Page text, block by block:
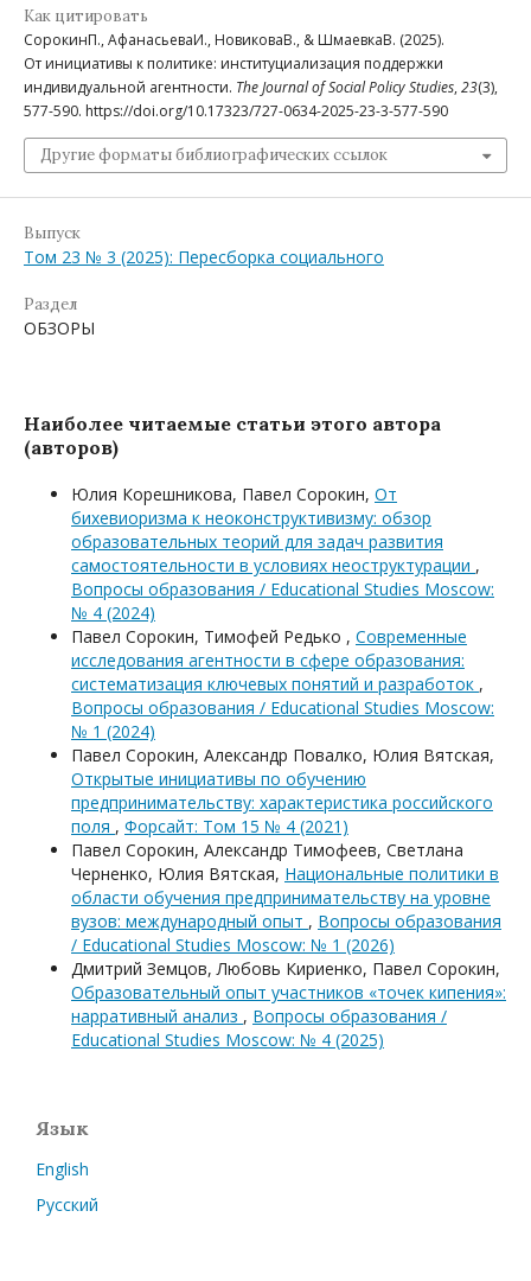
Как цитировать
СорокинП., АфанасьеваИ., НовиковаВ., & ШмаевкаВ. (2025).
От инициативы к политике: институциализация поддержки
индивидуальной агентности. The Journal of Social Policy Studies, 23(3),
577-590. https://doi.org/10.17323/727-0634-2025-23-3-577-590
Другие форматы библиографических ссылок
Выпуск
Том 23 № 3 (2025): Пересборка социального
Раздел
ОБЗОРЫ
Наиболее читаемые статьи этого автора
(авторов)
Юлия Корешникова, Павел Сорокин, От
бихевиоризма к неоконструктивизму: обзор
образовательных теорий для задач развития
самостоятельности в условиях неоструктурации ,
Вопросы образования / Educational Studies Moscow:
№ 4 (2024)
Павел Сорокин, Тимофей Редько , Современные
исследования агентности в сфере образования:
систематизация ключевых понятий и разработок ,
Вопросы образования / Educational Studies Moscow:
№ 1 (2024)
Павел Сорокин, Александр Повалко, Юлия Вятская,
Открытые инициативы по обучению
предпринимательству: характеристика российского
поля , Форсайт: Том 15 № 4 (2021)
Павел Сорокин, Александр Тимофеев, Светлана
Черненко, Юлия Вятская, Национальные политики в
области обучения предпринимательству на уровне
вузов: международный опыт , Вопросы образования
/ Educational Studies Moscow: № 1 (2026)
Дмитрий Земцов, Любовь Кириенко, Павел Сорокин,
Образовательный опыт участников «точек кипения»:
нарративный анализ , Вопросы образования /
Educational Studies Moscow: № 4 (2025)
Язык
English
Русский